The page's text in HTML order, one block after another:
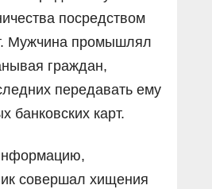
посредством
Мужчина промышлял
граждан,
передавать ему
банковских карт.
совершал хищения